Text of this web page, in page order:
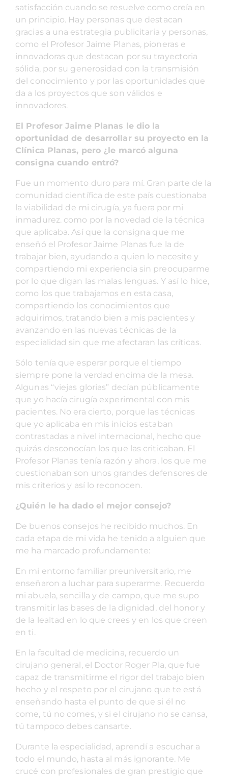
satisfacción cuando se resuelve como creía en
un principio. Hay personas que destacan
gracias a una estrategia publicitaria y personas,
como el Profesor Jaime Planas, pioneras e
innovadoras que destacan por su trayectoria
sólida, por su generosidad con la transmisión
del conocimiento y por las oportunidades que
da a los proyectos que son válidos e
innovadores.
El Profesor Jaime Planas le dio la
oportunidad de desarrollar su proyecto en la
Clínica Planas, pero ¿le marcó alguna
consigna cuando entró?
Fue un momento duro para mí. Gran parte de la
comunidad científica de este país cuestionaba
la viabilidad de mi cirugía, ya fuera por mi
inmadurez. como por la novedad de la técnica
que aplicaba. Así que la consigna que me
enseñó el Profesor Jaime Planas fue la de
trabajar bien, ayudando a quien lo necesite y
compartiendo mi experiencia sin preocuparme
por lo que digan las malas lenguas. Y así lo hice,
como los que trabajamos en esta casa,
compartiendo los conocimientos que
adquirimos, tratando bien a mis pacientes y
avanzando en las nuevas técnicas de la
especialidad sin que me afectaran las críticas.
Sólo tenía que esperar porque el tiempo
siempre pone la verdad encima de la mesa.
Algunas “viejas glorias” decían públicamente
que yo hacía cirugía experimental con mis
pacientes. No era cierto, porque las técnicas
que yo aplicaba en mis inicios estaban
contrastadas a nivel internacional, hecho que
quizás desconocían los que las criticaban. El
Profesor Planas tenía razón y ahora, los que me
cuestionaban son unos grandes defensores de
mis criterios y así lo reconocen.
¿Quién le ha dado el mejor consejo?
De buenos consejos he recibido muchos. En
cada etapa de mi vida he tenido a alguien que
me ha marcado profundamente:
En mi entorno familiar preuniversitario, me
enseñaron a luchar para superarme. Recuerdo
mi abuela, sencilla y de campo, que me supo
transmitir las bases de la dignidad, del honor y
de la lealtad en lo que crees y en los que creen
en ti.
En la facultad de medicina, recuerdo un
cirujano general, el Doctor Roger Pla, que fue
capaz de transmitirme el rigor del trabajo bien
hecho y el respeto por el cirujano que te está
enseñando hasta el punto de que si él no
come, tú no comes, y si el cirujano no se cansa,
tú tampoco debes cansarte.
Durante la especialidad, aprendí a escuchar a
todo el mundo, hasta al más ignorante. Me
crucé con profesionales de gran prestigio que